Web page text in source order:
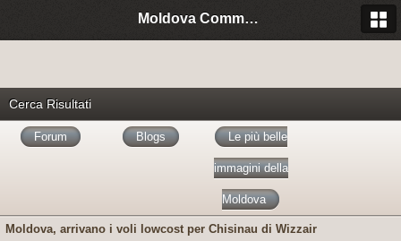
Moldova Community Italia
Cerca Risultati
Forum Blogs Le più belle
immagini della
Moldova
Moldova, arrivano i voli lowcost per Chisinau di Wizzair